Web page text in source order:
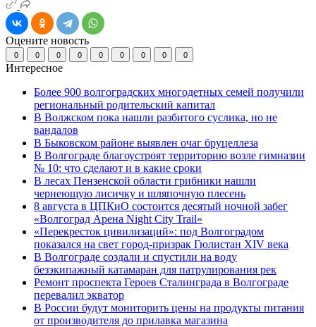
Оцените новость
0 0 0 0 0 0 0 0 0
Интересное
Более 900 волгоградских многодетных семей получили
региональный родительский капитал
В Волжском пока нашли разбитого суслика, но не
вандалов
В Быковском районе выявлен очаг бруцеллеза
В Волгограде благоустроят территорию возле гимназии
№ 10: что сделают и в какие сроки
В лесах Пензенской области грибники нашли
чернеющую лисичку и шляпочную плесень
8 августа в ЦПКиО состоится десятый ночной забег
«Волгоград Арена Night City Trail»
«Перекресток цивилизаций»: под Волгоградом
показался на свет город-призрак Гюлистан XIV века
В Волгограде создали и спустили на воду
безэкипажный катамаран для патрулирования рек
Ремонт проспекта Героев Сталинграда в Волгограде
перевалил экватор
В России будут мониторить цены на продукты питания
от производителя до прилавка магазина